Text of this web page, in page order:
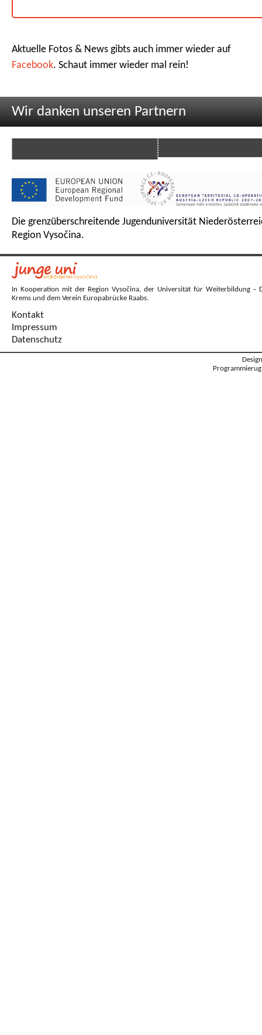
Aktuelle Fotos & News gibts auch immer wieder auf
Facebook. Schaut immer wieder mal rein!
Wir danken unseren Partnern
Die grenzüberschreitende Jugenduniversität
Region Vysočina.
In Kooperation mit der Region Vysočina, der Universität für Weiterbildung –
Krems und dem Verein Europabrücke Raabs.
Kontakt
Impressum
Datenschutz